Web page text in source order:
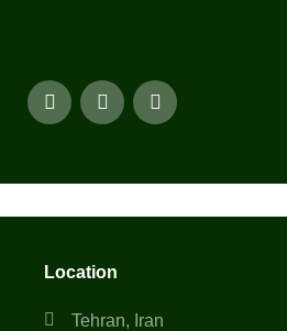
Location
Tehran, Iran